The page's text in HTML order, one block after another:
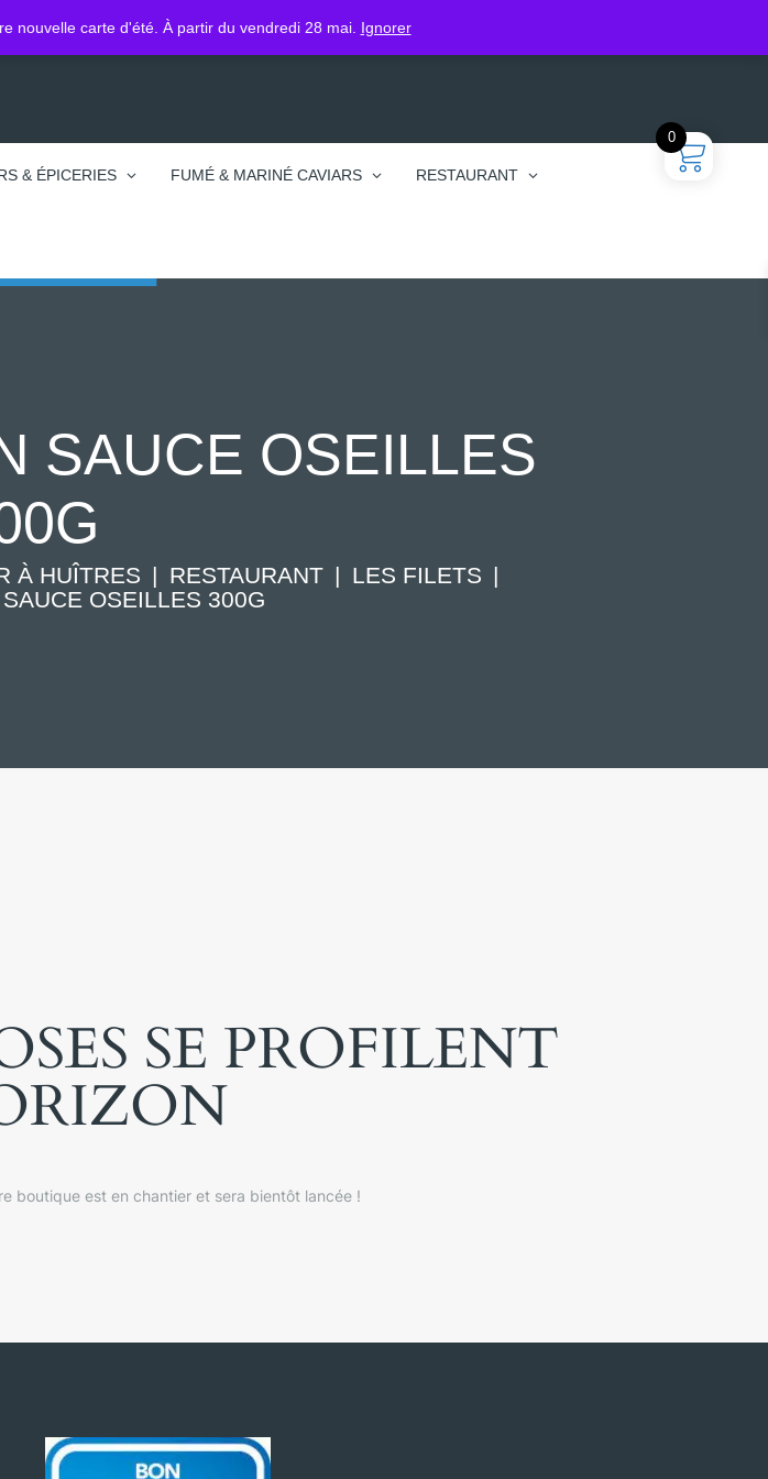
nouvelle carte d'été. À partir du vendredi 28 mai. Ignorer
& ÉPICERIES FUMÉ & MARINÉ CAVIARS RESTAURANT
SAUCE OSEILLES
À HUÎTRES RESTAURANT
LES FILETS
OSEILLES 300G
SE PROFILENT
boutique est en chantier et sera bientôt lancée !
0